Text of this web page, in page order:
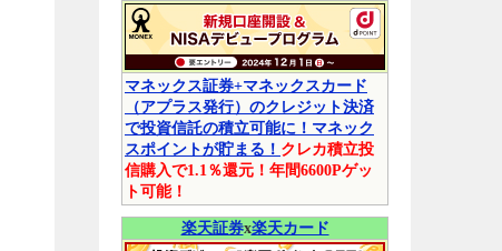
マネックス証券+マネックスカード
（アプラス発行）のクレジット決済
で投資信託の積立可能に！マネック
スポイントが貯まる！ クレカ積立投
信購入で1.1％還元！年間6600Pゲッ
ト可能！
楽天証券x楽天カード